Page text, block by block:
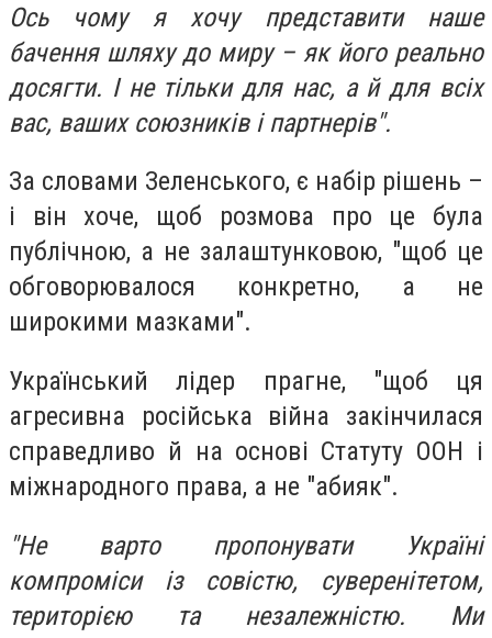
Ось чому я хочу представити наше
бачення шляху до миру – як його реально
досягти. І не тільки для нас, а й для всіх
вас, ваших союзників і партнерів".
За словами Зеленського, є набір рішень –
і він хоче, щоб розмова про це була
публічною, а не залаштунковою, "щоб це
обговорювалося конкретно, а не
широкими мазками".
Український лідер прагне, "щоб ця
агресивна російська війна закінчилася
справедливо й на основі Статуту ООН і
міжнародного права, а не "абияк".
"Не варто пропонувати Україні
компроміси із совістю, суверенітетом,
територією та незалежністю. Ми